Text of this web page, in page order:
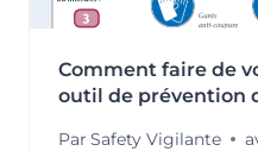
Comment faire de
outil de prévention
Par Safety Vigilante